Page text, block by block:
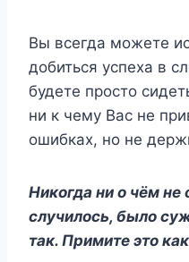
Вы всегда можете
добиться успеха в
будете просто
ни к чему Вас не
ошибках, но не
Никогда ни о чём не
случилось, было
так. Примите это